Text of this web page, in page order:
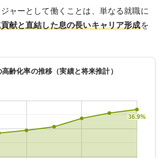
ャーとして働くことは、単なる就職に
献と直結した息の長いキャリア形成を
齢化率の推移（実績と将来推計）
36.9%
36.9%